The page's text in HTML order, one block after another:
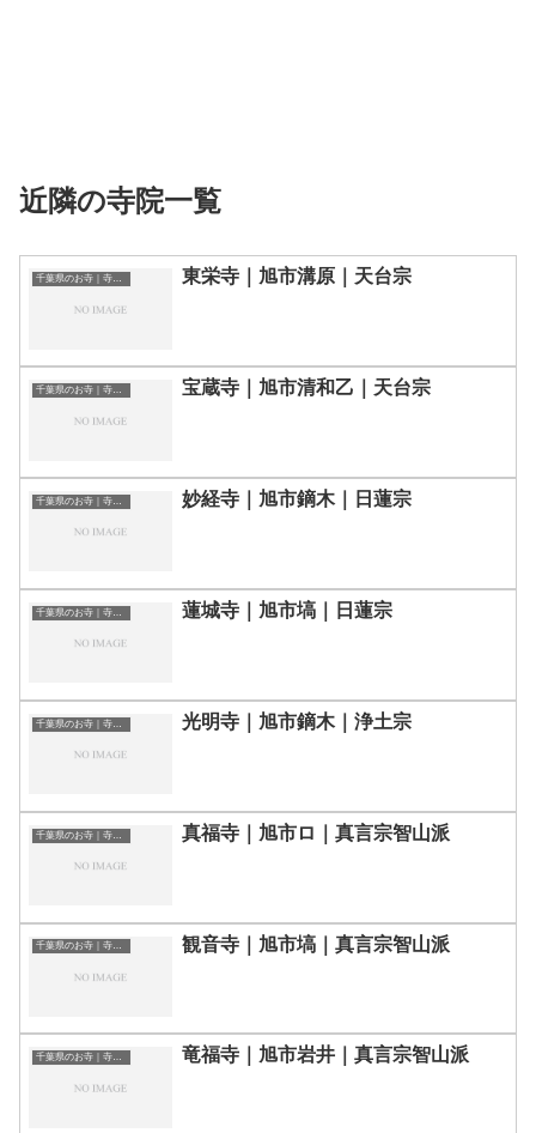
近隣の寺院一覧
千葉県のお寺｜寺院一覧 東栄寺｜旭市溝原｜天台宗
千葉県のお寺｜寺院一覧 宝蔵寺｜旭市清和乙｜天台宗
千葉県のお寺｜寺院一覧 妙経寺｜旭市鏑木｜日蓮宗
千葉県のお寺｜寺院一覧 蓮城寺｜旭市塙｜日蓮宗
千葉県のお寺｜寺院一覧 光明寺｜旭市鏑木｜浄土宗
千葉県のお寺｜寺院一覧 真福寺｜旭市ロ｜真言宗智山派
千葉県のお寺｜寺院一覧 観音寺｜旭市塙｜真言宗智山派
千葉県のお寺｜寺院一覧 竜福寺｜旭市岩井｜真言宗智山派